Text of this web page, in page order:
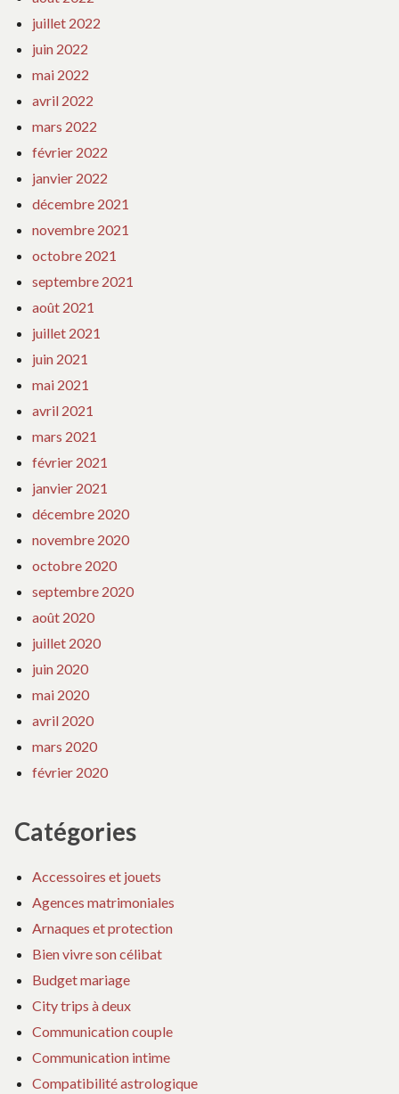
juillet 2022
juin 2022
mai 2022
avril 2022
mars 2022
février 2022
janvier 2022
décembre 2021
novembre 2021
octobre 2021
septembre 2021
août 2021
juillet 2021
juin 2021
mai 2021
avril 2021
mars 2021
février 2021
janvier 2021
décembre 2020
novembre 2020
octobre 2020
septembre 2020
août 2020
juillet 2020
juin 2020
mai 2020
avril 2020
mars 2020
février 2020
Catégories
Accessoires et jouets
Agences matrimoniales
Arnaques et protection
Bien vivre son célibat
Budget mariage
City trips à deux
Communication couple
Communication intime
Compatibilité astrologique